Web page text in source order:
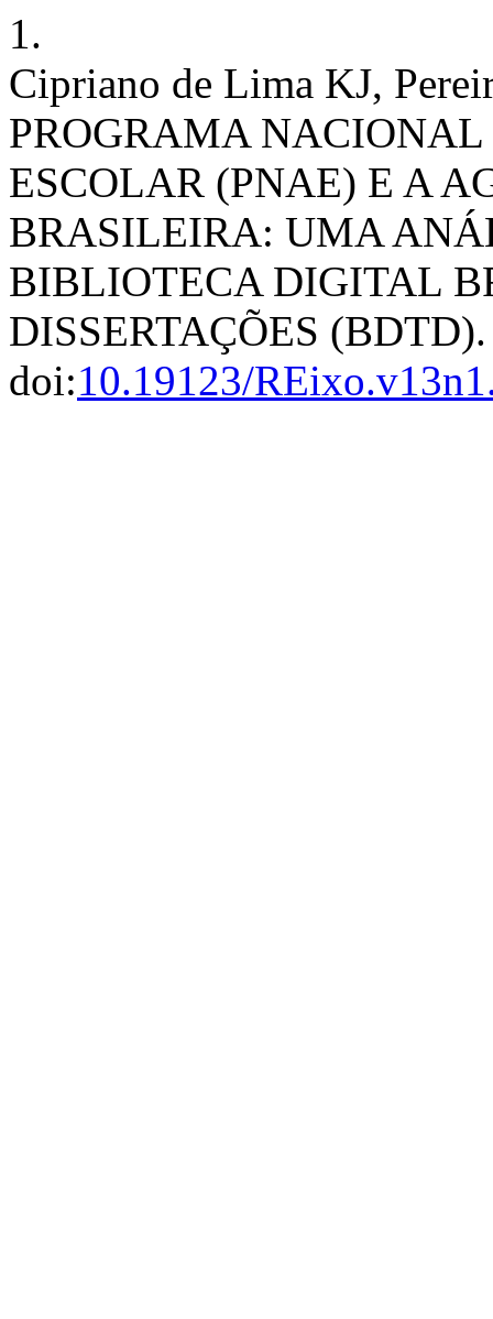
1.
Cipriano de Lima KJ,
PROGRAMA
ESCOLAR (PNAE) E A
BRASILEIRA: UMA
BIBLIOTECA DIGITAL
DISSERTAÇÕES
doi:10.19123/